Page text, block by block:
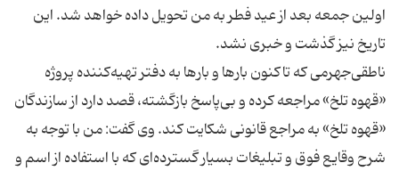
اولین جمعه بعد از عید فطر به من تحویل داده خواهد شد. این
ناطقی‌جهرمی كه تاكنون بارها و بارها به دفتر تهیه‌كننده پروژه
«قهوه تلخ» مراجعه كرده و بی‌پاسخ بازگشته، قصد دارد از سازندگان
«قهوه تلخ» به مراجع قانونی شكایت كند. وی گفت: من با توجه به
شرح وقایع فوق و تبلیغات بسیار گسترده‌ای كه با استفاده از اسم و